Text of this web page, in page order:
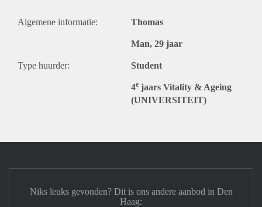
Algemene informatie: Thomas
Man, 29 jaar
Type huurder: Student
4e jaars Vitality & Ageing
(UNIVERSITEIT)
Niks leuks gevonden? Dit is ons andere aanbod in Den
Haag: